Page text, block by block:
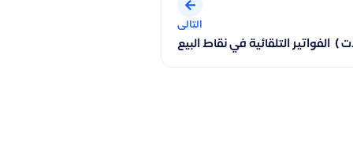
الرسوم، وربطه مع نظام نقاط البيع والمحاسبة
التالى
) الفواتير التلقائية في نقاط البيع